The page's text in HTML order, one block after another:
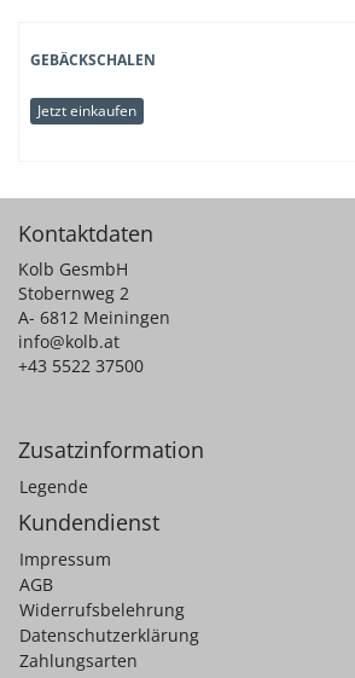
GEBÄCKSCHALEN
Jetzt einkaufen
Kontaktdaten
Kolb GesmbH
Stobernweg 2
A- 6812 Meiningen
info@kolb.at
+43 5522 37500
Zusatzinformation
Legende
Kundendienst
Impressum
AGB
Widerrufsbelehrung
Datenschutzerklärung
Zahlungsarten